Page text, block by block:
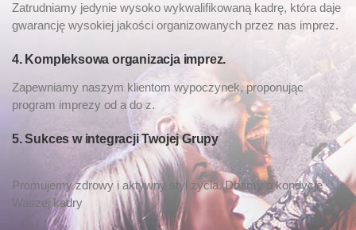
Zatrudniamy jedynie wysoko wykwalifikowaną kadrę, która daje
gwarancję wysokiej jakości organizowanych przez nas imprez.
4. Kompleksowa organizacja imprez.
Zapewniamy naszym klientom wypoczynek, proponując
program imprezy od a do z.
5. Sukces w integracji Twojej Grupy
Promujemy zdrowy i aktywny styl życia. Dbamy o kondycję
Waszej kadry